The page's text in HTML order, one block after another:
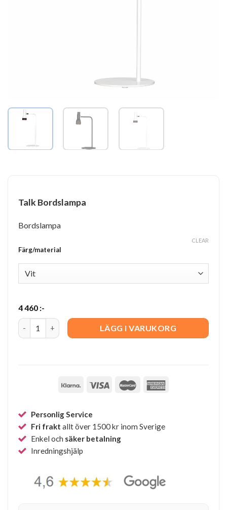
Talk Bordslampa
Bordslampa
Färg/material
CLEAR
4 460 :-
Talk Bordslampa quantityLÄGG I VARUKORG
Personlig Service
Fri frakt allt över 1500 kr inom Sverige
Enkel och säker betalning
Inredningshjälp